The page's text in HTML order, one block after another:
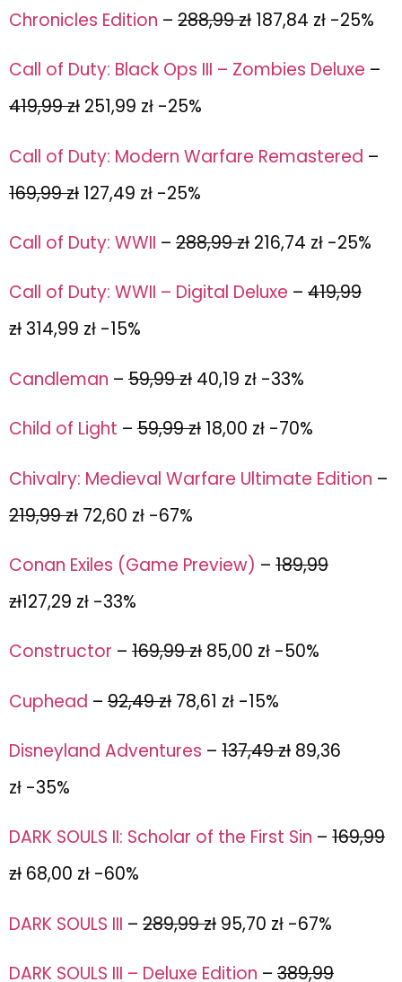
Chronicles Edition – 288,99 zł 187,84 zł -25%
Call of Duty: Black Ops III – Zombies Deluxe –
419,99 zł 251,99 zł -25%
Call of Duty: Modern Warfare Remastered –
169,99 zł 127,49 zł -25%
Call of Duty: WWII – 288,99 zł 216,74 zł -25%
Call of Duty: WWII – Digital Deluxe – 419,99
zł 314,99 zł -15%
Candleman – 59,99 zł 40,19 zł -33%
Child of Light – 59,99 zł 18,00 zł -70%
Chivalry: Medieval Warfare Ultimate Edition –
219,99 zł 72,60 zł -67%
Conan Exiles (Game Preview) – 189,99
zł127,29 zł -33%
Constructor – 169,99 zł 85,00 zł -50%
Cuphead – 92,49 zł 78,61 zł -15%
Disneyland Adventures – 137,49 zł 89,36
zł -35%
DARK SOULS II: Scholar of the First Sin – 169,99
zł 68,00 zł -60%
DARK SOULS III – 289,99 zł 95,70 zł -67%
DARK SOULS III – Deluxe Edition – 389,99